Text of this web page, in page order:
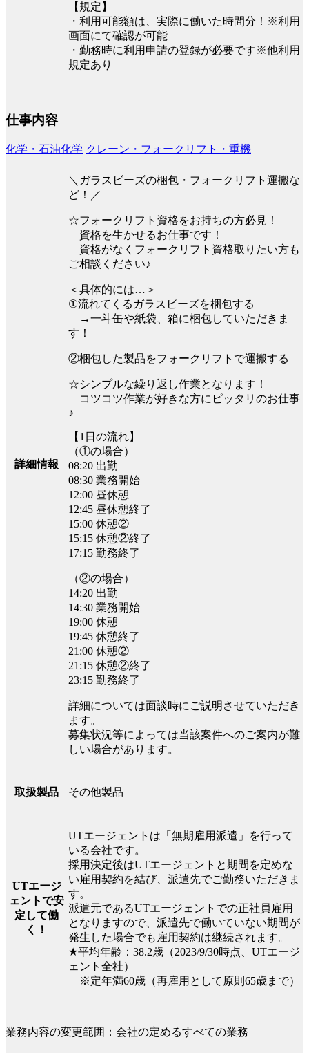
【規定】
・利用可能額は、実際に働いた時間分！※利用
画面にて確認が可能
・勤務時に利用申請の登録が必要です※他利用
規定あり
仕事内容
化学・石油化学 クレーン・フォークリフト・重機
詳細情報
＼ガラスビーズの梱包・フォークリフト運搬な
ど！／
☆フォークリフト資格をお持ちの方必見！
資格を生かせるお仕事です！
資格がなくフォークリフト資格取りたい方も
ご相談ください♪
＜具体的には…＞
①流れてくるガラスビーズを梱包する
→一斗缶や紙袋、箱に梱包していただきま
す！
②梱包した製品をフォークリフトで運搬する
☆シンプルな繰り返し作業となります！
コツコツ作業が好きな方にピッタリのお仕事
♪
【1日の流れ】
（①の場合）
08:20 出勤
08:30 業務開始
12:00 昼休憩
12:45 昼休憩終了
15:00 休憩②
15:15 休憩②終了
17:15 勤務終了
（②の場合）
14:20 出勤
14:30 業務開始
19:00 休憩
19:45 休憩終了
21:00 休憩②
21:15 休憩②終了
23:15 勤務終了
詳細については面談時にご説明させていただき
ます。
募集状況等によっては当該案件へのご案内が難
しい場合があります。
取扱製品 その他製品
UTエージ
ェントで安
定して働
く！
UTエージェントは「無期雇用派遣」を行って
いる会社です。
採用決定後はUTエージェントと期間を定めな
い雇用契約を結び、派遣先でご勤務いただきま
す。
派遣元であるUTエージェントでの正社員雇用
となりますので、派遣先で働いていない期間が
発生した場合でも雇用契約は継続されます。
★平均年齢：38.2歳（2023/9/30時点、UTエージ
ェント全社）
※定年満60歳（再雇用として原則65歳まで）
業務内容の変更範囲：会社の定めるすべての業務